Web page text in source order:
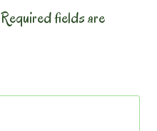
Required fields are